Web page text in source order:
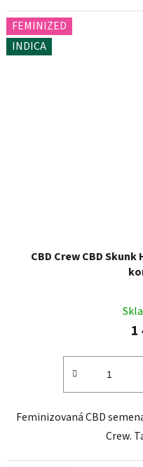
FEMINIZED
INDICA
CBD Crew CBD
1
Feminizovaná CBD
Crew.